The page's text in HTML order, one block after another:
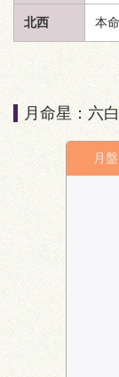
北西 本
月命星：六
月盤